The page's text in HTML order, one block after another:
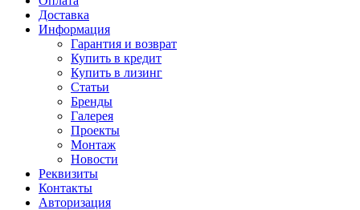
Доставка
Информация
Гарантия и возврат
Купить в кредит
Купить в лизинг
Статьи
Бренды
Галерея
Проекты
Монтаж
Новости
Реквизиты
Контакты
Авторизация